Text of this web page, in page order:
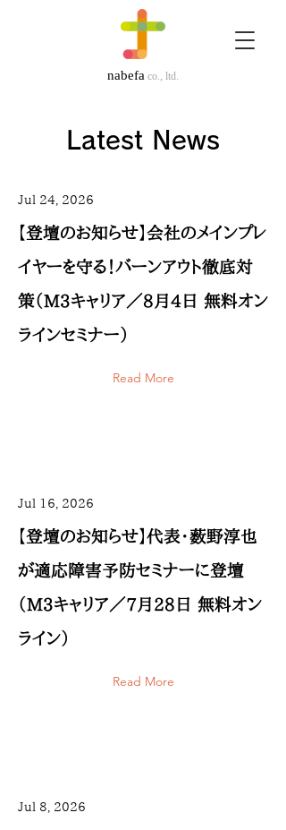
nabefa co., ltd.
Latest News
Jul 24, 2026
【登壇のお知らせ】会社のメインプレ
イヤーを守る！バーンアウト徹底対
策（M3キャリア／8月4日 無料オン
ラインセミナー）
Read More
Jul 16, 2026
【登壇のお知らせ】代表・薮野淳也
が適応障害予防セミナーに登壇
（M3キャリア／7月28日 無料オン
ライン）
Read More
Jul 8, 2026